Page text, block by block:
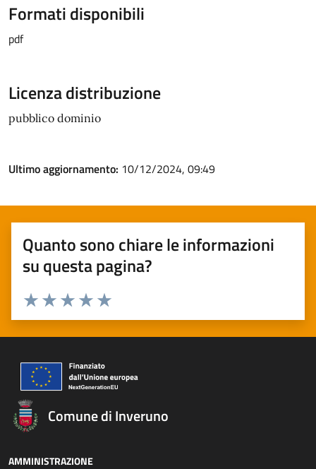
Formati disponibili
pdf
Licenza distribuzione
pubblico dominio
Ultimo aggiornamento: 10/12/2024, 09:49
Quanto sono chiare le informazioni
su questa pagina?
Valuta 5 stelle su 5
Valuta 4 stelle su 5
Valuta 3 stelle su 5
Valuta 2 stelle su 5
Valuta 1 stelle su 5
Comune di Inveruno
AMMINISTRAZIONE